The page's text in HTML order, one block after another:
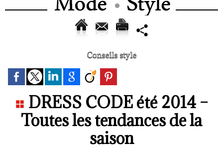
Conseils style
DRESS CODE été 2014 –
Toutes les tendances de la
saison